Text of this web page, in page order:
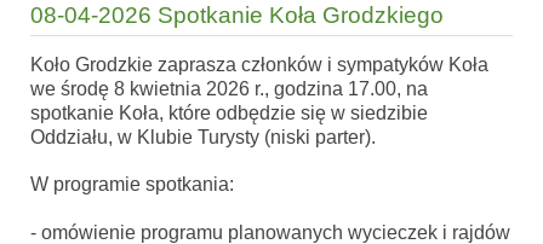
08-04-2026 Spotkanie Koła Grodzkiego
Koło Grodzkie zaprasza członków i sympatyków Koła
we środę 8 kwietnia 2026 r., godzina 17.00, na
spotkanie Koła, które odbędzie się w siedzibie
Oddziału, w Klubie Turysty (niski parter).
W programie spotkania:
- omówienie programu planowanych wycieczek i rajdów